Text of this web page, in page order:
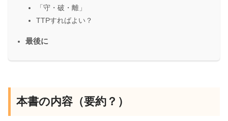
「守・破・離」
TTPすればよい？
最後に
本書の内容（要約？）